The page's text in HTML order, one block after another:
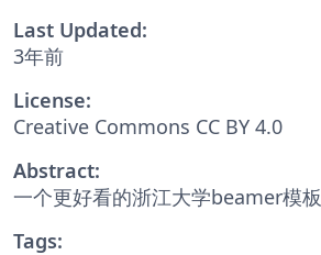
Last Updated:
3年前
License:
Creative Commons CC BY 4.0
Abstract:
一个更好看的浙江大学beamer模板
Tags: